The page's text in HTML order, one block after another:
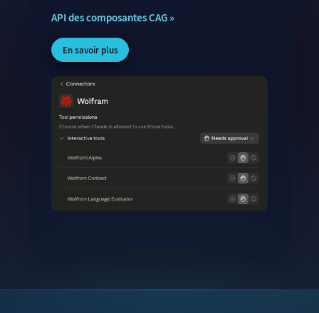
API des composantes CAG
En savoir plus